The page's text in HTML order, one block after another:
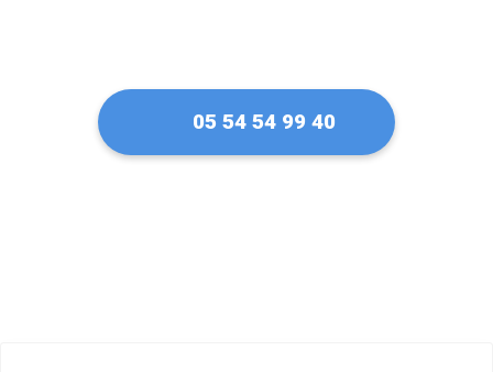
05 54 54 99 40